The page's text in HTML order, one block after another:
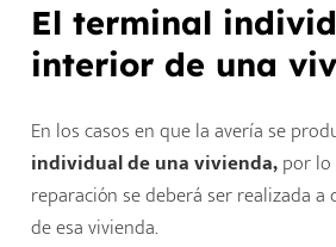
El terminal
interior de una
En los casos en que la avería se
individual de una vivienda,por lo
reparación se deberá ser realizada
de esa vivienda.